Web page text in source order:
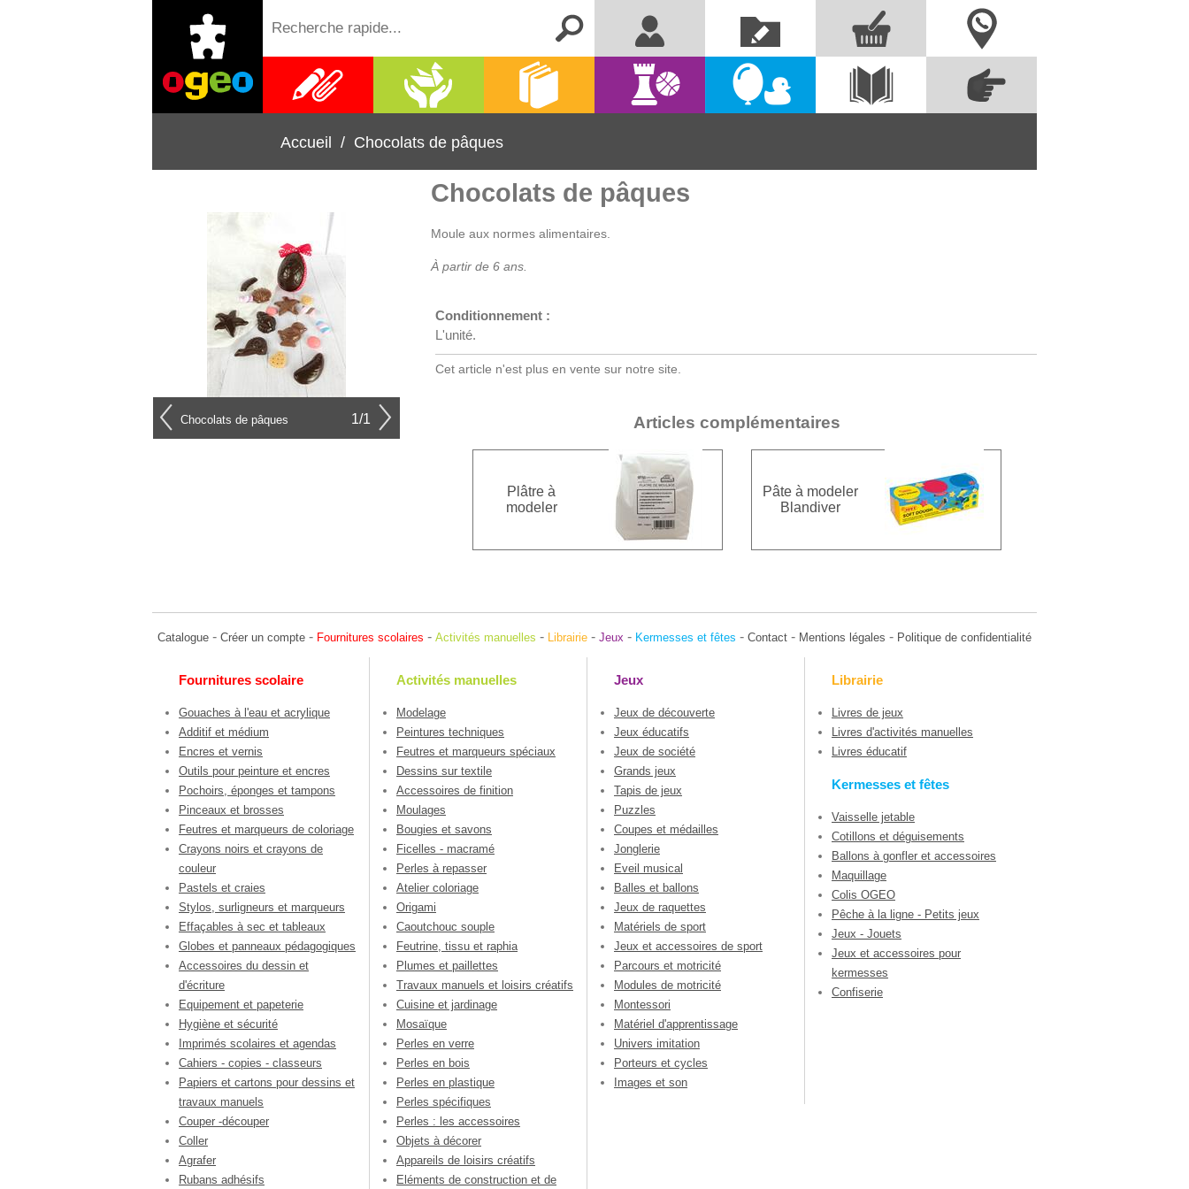
Me connecter
Créer un
compte
Nous contacter
Commandez
directement à partir
des références
Fournitures
scolaires
Activités
manuelles
Jeux
Kermesses
et fêtes
Voir le
catalogue
Accueil / Chocolats de pâques
Chocolats de pâques
Chocolats de pâques 1/1
Moule aux normes alimentaires.
À partir de 6 ans.
Conditionnement :
L'unité.
Cet article n'est plus en vente sur notre site.
Articles complémentaires
Plâtre à
modeler
Pâte à modeler
Blandiver
Catalogue - Créer un compte - Fournitures scolaires - Activités manuelles - Librairie - Jeux - Kermesses et fêtes - Contact - Mentions légales - Politique de confidentialité
Fournitures scolaire
Gouaches à l'eau et acrylique
Additif et médium
Encres et vernis
Outils pour peinture et encres
Pochoirs, éponges et tampons
Pinceaux et brosses
Feutres et marqueurs de coloriage
Crayons noirs et crayons de
couleur
Pastels et craies
Stylos, surligneurs et marqueurs
Effaçables à sec et tableaux
Globes et panneaux pédagogiques
Accessoires du dessin et
d'écriture
Equipement et papeterie
Hygiène et sécurité
Imprimés scolaires et agendas
Cahiers - copies - classeurs
Papiers et cartons pour dessins et
travaux manuels
Couper -découper
Coller
Agrafer
Rubans adhésifs
Activités manuelles
Modelage
Peintures techniques
Feutres et marqueurs spéciaux
Dessins sur textile
Accessoires de finition
Moulages
Bougies et savons
Ficelles - macramé
Perles à repasser
Atelier coloriage
Origami
Caoutchouc souple
Feutrine, tissu et raphia
Plumes et paillettes
Travaux manuels et loisirs créatifs
Cuisine et jardinage
Mosaïque
Perles en verre
Perles en bois
Perles en plastique
Perles spécifiques
Perles : les accessoires
Objets à décorer
Appareils de loisirs créatifs
Eléments de construction et de
Jeux
Jeux de découverte
Jeux éducatifs
Jeux de société
Grands jeux
Tapis de jeux
Puzzles
Coupes et médailles
Jonglerie
Eveil musical
Balles et ballons
Jeux de raquettes
Matériels de sport
Jeux et accessoires de sport
Parcours et motricité
Modules de motricité
Montessori
Matériel d'apprentissage
Univers imitation
Porteurs et cycles
Images et son
Librairie
Livres de jeux
Livres d'activités manuelles
Livres éducatif
Kermesses et fêtes
Vaisselle jetable
Cotillons et déguisements
Ballons à gonfler et accessoires
Maquillage
Colis OGEO
Pêche à la ligne - Petits jeux
Jeux - Jouets
Jeux et accessoires pour
kermesses
Confiserie